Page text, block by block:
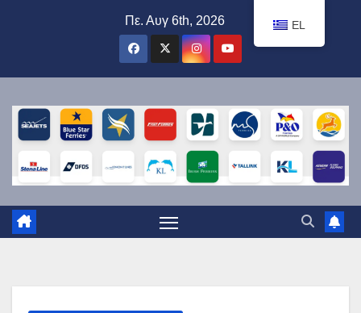
Πε. Αυγ 6th, 2026 EL